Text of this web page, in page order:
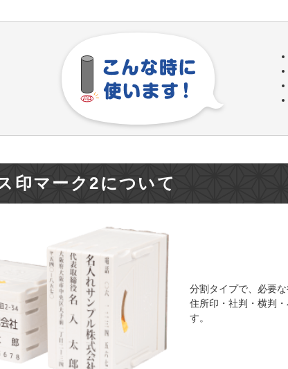
印マーク2について
分割タイプで、必要
住所印・社判・横判
す。